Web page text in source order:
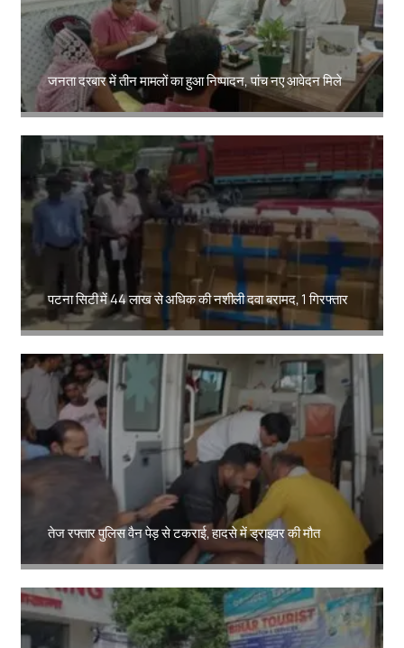
जनता दरबार में तीन मामलों का हुआ निष्पादन, पांच नए आवेदन मिले
Amit Lekh
पटना सिटी में 44 लाख से अधिक की नशीली दवा बरामद, 1 गिरफ्तार
Amit Lekh
तेज रफ्तार पुलिस वैन पेड़ से टकराई, हादसे में ड्राइवर की मौत